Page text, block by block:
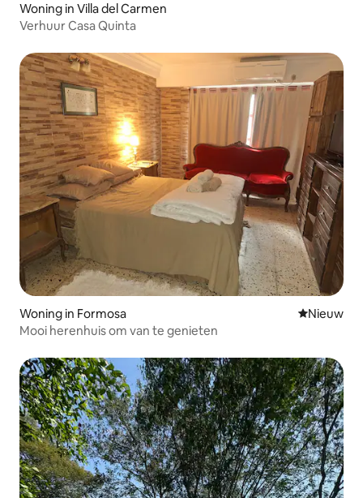
Woning in Villa del Carmen
Verhuur Casa Quinta
Woning in Formosa Nieuwe
Nieuw
Mooi herenhuis om van te genieten